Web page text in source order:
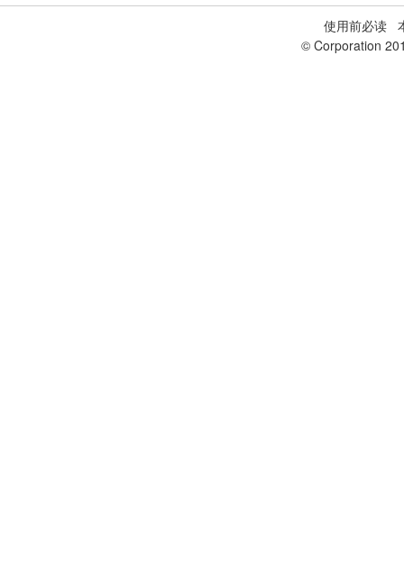
使用前必读
© Corporation